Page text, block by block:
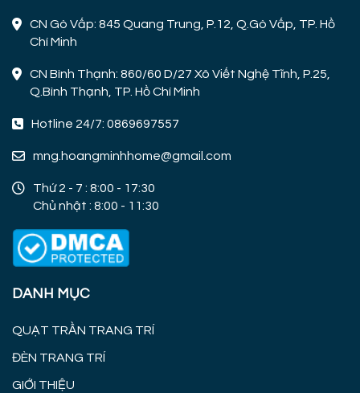
CN Gò Vấp: 845 Quang Trung, P.12, Q.Gò Vấp, TP. Hồ
Chí Minh
CN Bình Thạnh: 860/60 D/27 Xô Viết Nghệ Tĩnh, P.25,
Q.Bình Thạnh, TP. Hồ Chí Minh
Hotline 24/7: 0869697557
mng.hoangminhhome@gmail.com
Thứ 2 - 7 : 8:00 - 17:30
Chủ nhật : 8:00 - 11:30
DANH MỤC
QUẠT TRẦN TRANG TRÍ
ĐÈN TRANG TRÍ
GIỚI THIỆU